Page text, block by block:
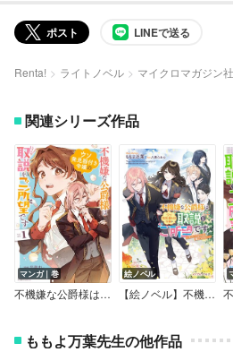
ポスト LINEで送る
Renta! ライトノベル マイクロマガジン社
関連シリーズ作品
マンガ｜巻
不機嫌な公爵様はウソ発見器付き令嬢の取説をご所望です
絵ノベル
【絵ノベル】不機嫌な公爵様はウソ発見器付き令嬢の取説をご所望です ―オフィーリアには嘘はつけない―【単話】
ももよ万葉先生の他作品